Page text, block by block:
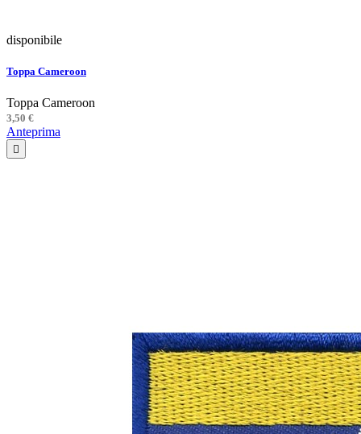
disponibile
Toppa Cameroon
Toppa Cameroon
3,50 €
Anteprima
